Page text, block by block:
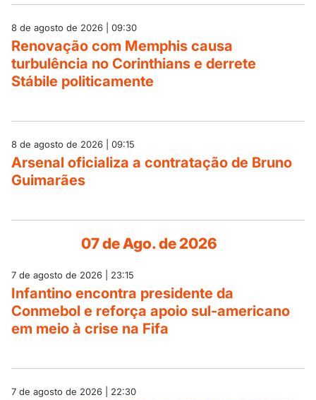
8 de agosto de 2026 | 09:30
Renovação com Memphis causa
turbulência no Corinthians e derrete
Stábile politicamente
8 de agosto de 2026 | 09:15
Arsenal oficializa a contratação de Bruno
Guimarães
07 de Ago. de 2026
7 de agosto de 2026 | 23:15
Infantino encontra presidente da
Conmebol e reforça apoio sul-americano
em meio à crise na Fifa
7 de agosto de 2026 | 22:30